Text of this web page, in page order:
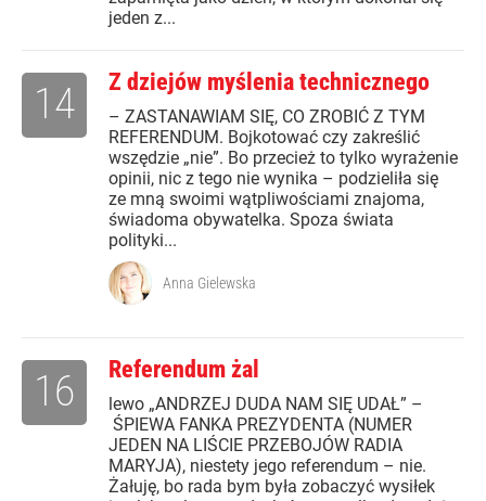
jeden z...
Z dziejów myślenia technicznego
– ZASTANAWIAM SIĘ, CO ZROBIĆ Z TYM
REFERENDUM. Bojkotować czy zakreślić
wszędzie „nie”. Bo przecież to tylko wyrażenie
opinii, nic z tego nie wynika – podzieliła się
ze mną swoimi wątpliwościami znajoma,
świadoma obywatelka. Spoza świata
polityki...
14
Anna Gielewska
Referendum żal
lewo „ANDRZEJ DUDA NAM SIĘ UDAŁ” –
ŚPIEWA FANKA PREZYDENTA (NUMER
JEDEN NA LIŚCIE PRZEBOJÓW RADIA
MARYJA), niestety jego referendum – nie.
Żałuję, bo rada bym była zobaczyć wysiłek
16